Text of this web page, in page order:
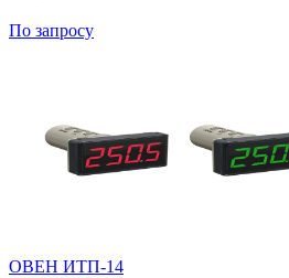
По запросу
ОВЕН ИТП-14